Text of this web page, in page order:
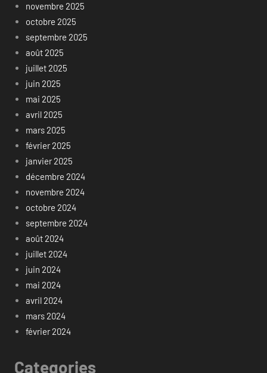
novembre 2025
octobre 2025
septembre 2025
août 2025
juillet 2025
juin 2025
mai 2025
avril 2025
mars 2025
février 2025
janvier 2025
décembre 2024
novembre 2024
octobre 2024
septembre 2024
août 2024
juillet 2024
juin 2024
mai 2024
avril 2024
mars 2024
février 2024
Categories